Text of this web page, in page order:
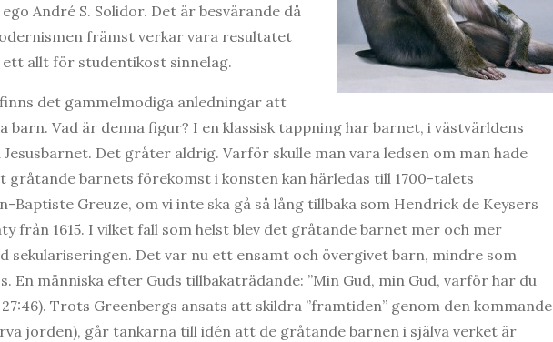
André S. Solidor. Det är besvärande då
främst verkar vara resultatet
ett allt för studentikost sinnelag.
det gammelmodiga anledningar att
barn. Vad är denna figur? I en klassisk tappning har barnet, i västvärldens
Det gråter aldrig. Varför skulle man vara ledsen om man hade
gråtande barnets förekomst i konsten kan härledas till 1700-talets
Baptiste Greuze, om vi inte ska gå så lång tillbaka som Hendrick de Keysers
från 1615. I vilket fall som helst blev det gråtande barnet mer och mer
sekulariseringen. Det var nu ett ensamt och övergivet barn, mindre som
En människa efter Guds tillbakaträdande: ”Min Gud, min Gud, varför har du
Trots Greenbergs ansats att skildra ”framtiden” genom den kommande
jorden), går tankarna till idén att de gråtande barnen i själva verket är